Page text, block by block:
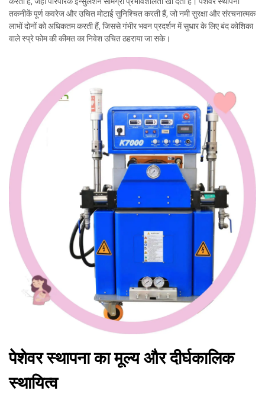
तकनीकें पूर्ण कवरेज और उचित मोटाई सुनिश्चित करती हैं, जो नमी सुरक्षा और संरचनात्मक
लाभों दोनों को अधिकतम करती हैं, जिससे गंभीर भवन प्रदर्शन में सुधार के लिए बंद कोशिका
वाले स्प्रे फोम की कीमत का निवेश उचित ठहराया जा सके।
पेशेवर स्थापना का मूल्य और दीर्घकालिक
स्थायित्व